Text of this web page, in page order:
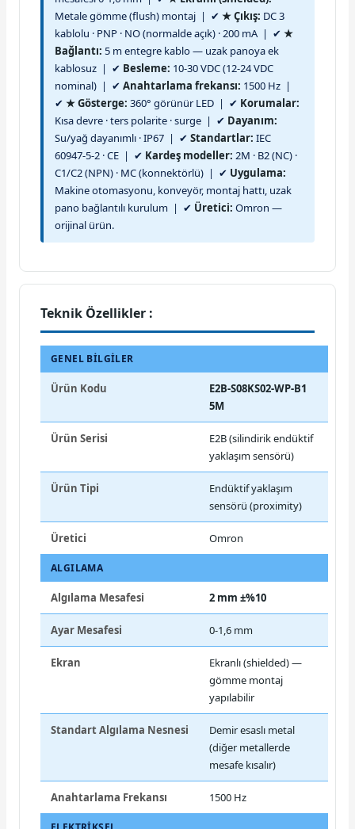
Metale gömme (flush) montaj | ✔ ★ Çıkış: DC 3
kablolu · PNP · NO (normalde açık) · 200 mA | ✔ ★
Bağlantı: 5 m entegre kablo — uzak panoya ek
kablosuz | ✔ Besleme: 10-30 VDC (12-24 VDC
nominal) | ✔ Anahtarlama frekansı: 1500 Hz |
✔ ★ Gösterge: 360° görünür LED | ✔ Korumalar:
Kısa devre · ters polarite · surge | ✔ Dayanım:
Su/yağ dayanımlı · IP67 | ✔ Standartlar: IEC
60947-5-2 · CE | ✔ Kardeş modeller: 2M · B2 (NC) ·
C1/C2 (NPN) · MC (konnektörlü) | ✔ Uygulama:
Makine otomasyonu, konveyör, montaj hattı, uzak
pano bağlantılı kurulum | ✔ Üretici: Omron —
orijinal ürün.
Teknik Özellikler :
GENEL BILGILER
Ürün Kodu
E2B-S08KS02-WP-B1
5M
Ürün Serisi
E2B (silindirik endüktif
yaklaşım sensörü)
Ürün Tipi
Endüktif yaklaşım
sensörü (proximity)
Üretici Omron
ALGILAMA
Algılama Mesafesi 2 mm ±%10
Ayar Mesafesi 0-1,6 mm
Ekran
Ekranlı (shielded) —
gömme montaj
yapılabilir
Standart Algılama Nesnesi
Demir esaslı metal
(diğer metallerde
mesafe kısalır)
Anahtarlama Frekansı 1500 Hz